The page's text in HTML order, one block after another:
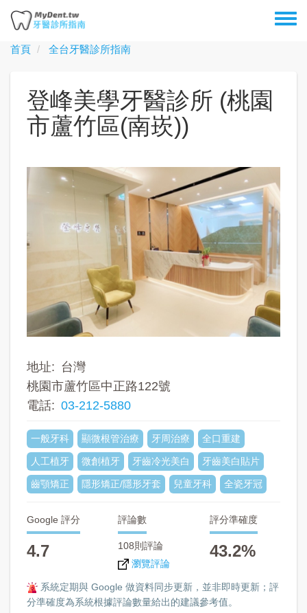
移
主首頁 全台牙醫診所指南
登峰美學牙醫診所 (桃園
市蘆竹區(南崁))
地址
台灣
桃園市蘆竹區中正路122號
電話
03-212-5880
一般牙科 顯微根管治療 牙周治療 全口重建
人工植牙 微創植牙 牙齒冷光美白 牙齒美白貼片
齒顎矯正 隱形矯正/隱形牙套 兒童牙科 全瓷牙冠
Google 評分
4.7
評論數
108則評論
瀏覽評論
評分準確度
43.2%
系統定期與 Google 做資料同步更新，並非即時更新；評
分準確度為系統根據評論數量給出的建議參考值。